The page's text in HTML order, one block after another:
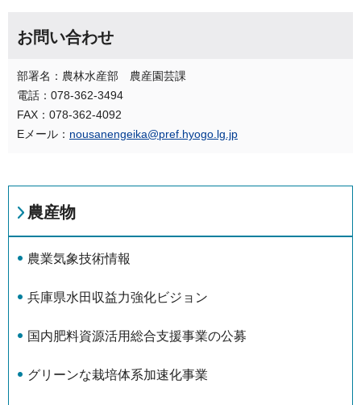
お問い合わせ
部署名：農林水産部 農産園芸課
電話：078-362-3494
FAX：078-362-4092
Eメール： nousanengeika@pref.hyogo.lg.jp
農産物
農業気象技術情報
兵庫県水田収益力強化ビジョン
国内肥料資源活用総合支援事業の公募
グリーンな栽培体系加速化事業